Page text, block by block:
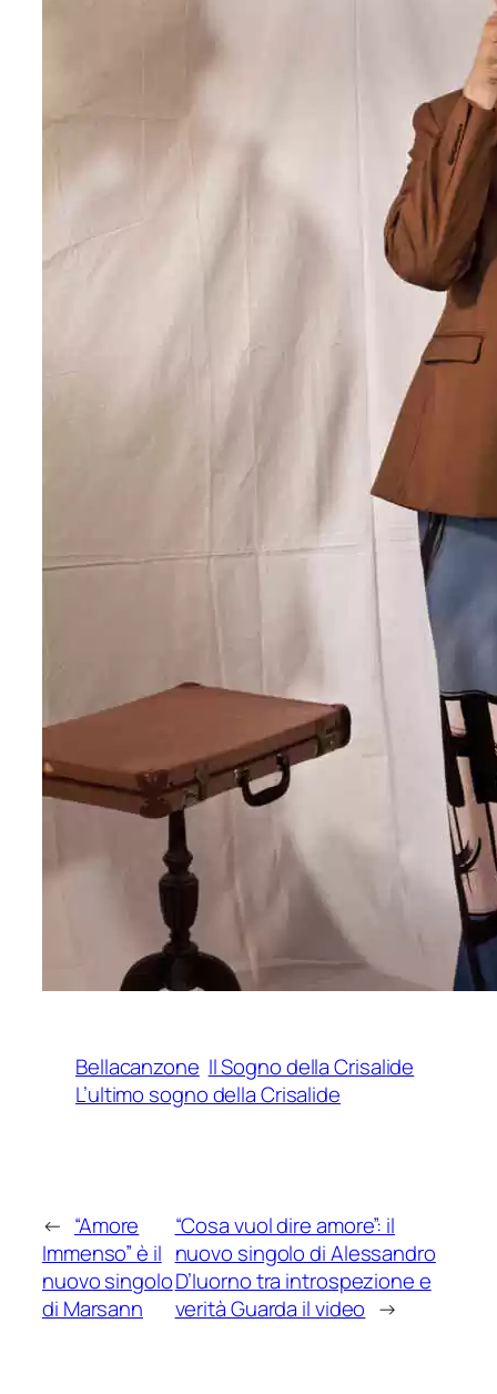
Bellacanzone Il Sogno della Crisalide
L’ultimo sogno della Crisalide
← “Amore
Immenso” è il
nuovo singolo
di Marsann
“Cosa vuol dire amore”: il
nuovo singolo di Alessandro
D’Iuorno tra introspezione e
verità Guarda il video →